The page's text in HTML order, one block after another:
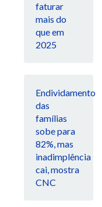
faturar
mais do
que em
2025
Endividamento
das
famílias
sobe para
82%, mas
inadimplência
cai, mostra
CNC